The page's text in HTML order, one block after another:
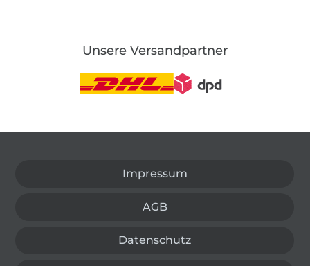
Unsere Versandpartner
Impressum
AGB
Datenschutz